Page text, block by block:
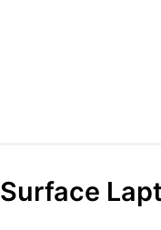
Surface